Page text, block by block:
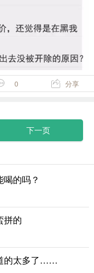
0 分享
下一页
的吗？
拼的
的太多了……